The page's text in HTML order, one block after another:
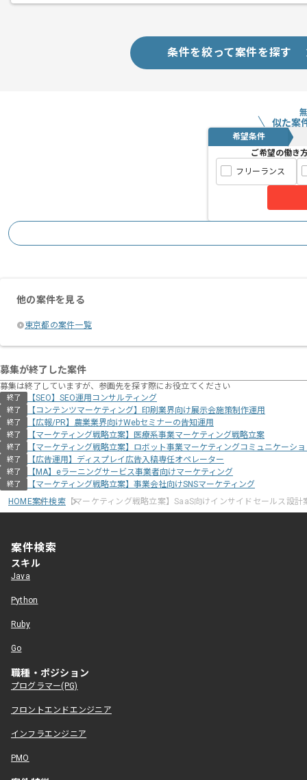
条件を絞って案件を探す
似た案
希望条件
ご希望の働き
フリーランス
他の案件を見る
東京都の案件一覧
募集が終了した案件
募集は終了していますが、参画先を探す際にお役立てください
終了 【SEO】SEO運用コンサルティング
終了 【コンテンツマーケティング】印刷業界向け展示会施策制作運用
終了 【広報/PR】農業業界向けWebセミナーの告知運用
終了 【マーケティング戦略立案】医療系事業マーケティング戦略立案
終了 【マーケティング戦略立案】ロボット事業マーケティングコミュニケーシ
終了 【広告運用】ディスプレイ広告入稿専任オペレーター
終了 【MA】eラーニングサービス事業者向けマーケティング
終了
【マーケティング戦略立案】事業会社向けSNSマーケティング
HOME案件検索【マーケティング戦略立案】SaaS向けインサイドセールス設計
案件検索
スキル
Java
Python
Ruby
Go
職種・ポジション
プログラマー(PG)
フロントエンドエンジニア
インフラエンジニア
PMO